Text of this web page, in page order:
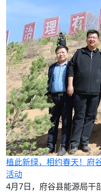
植此新绿，相约春天！府
活动
4月7日，府谷县能源局干